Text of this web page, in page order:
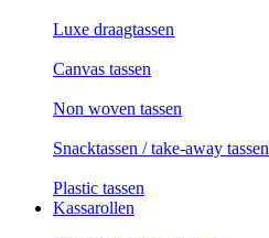
Luxe draagtassen
Canvas tassen
Non woven tassen
Snacktassen / take-away tassen
Plastic tassen
Kassarollen